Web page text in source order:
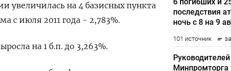
увеличилась на 4 базисных пункта
с июля 2011 года - 2,783%.
на 1 б.п. до 3,263%.